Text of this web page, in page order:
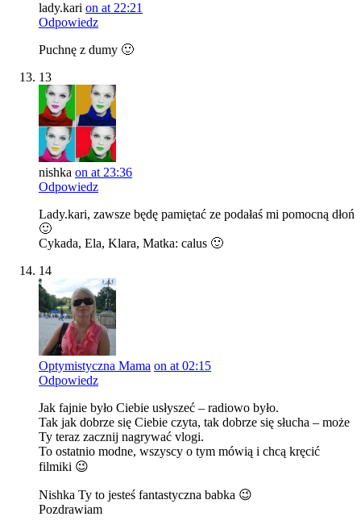
lady.kari on at 22:21
Odpowiedz
Puchnę z dumy 🙂
13
nishka on at 23:36
Odpowiedz
Lady.kari, zawsze będę pamiętać ze podałaś mi pomocną dłoń
🙂
Cykada, Ela, Klara, Matka: calus 🙂
14
Optymistyczna Mama on at 02:15
Odpowiedz
Jak fajnie było Ciebie usłyszeć – radiowo było.
Tak jak dobrze się Ciebie czyta, tak dobrze się słucha – może
Ty teraz zacznij nagrywać vlogi.
To ostatnio modne, wszyscy o tym mówią i chcą kręcić
filmiki 😉
Nishka Ty to jesteś fantastyczna babka 😉
Pozdrawiam